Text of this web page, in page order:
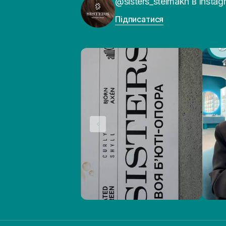
Підписатися